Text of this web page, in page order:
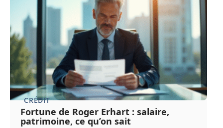
CRÉDIT
Fortune de Roger Erhart : salaire,
patrimoine, ce qu’on sait